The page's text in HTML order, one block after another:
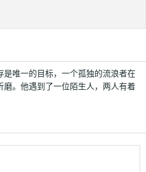
是唯一的目标，一个孤独的流浪者在
。他遇到了一位陌生人，两人有着